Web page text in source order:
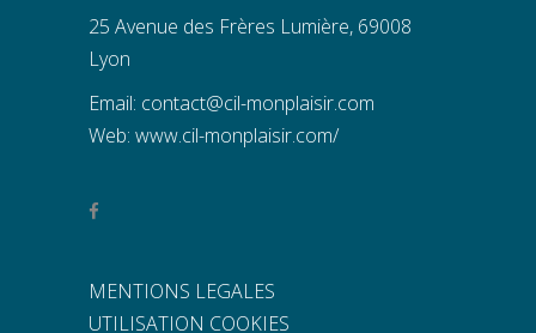
25 Avenue des Frères Lumière, 69008
Lyon
Email: contact@cil-monplaisir.com
Web: www.cil-monplaisir.com/
MENTIONS LEGALES
UTILISATION COOKIES